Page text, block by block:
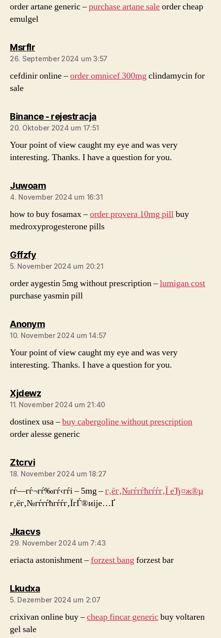
order artane generic –purchase artane saleorder cheap
emulgel
Msrflrsagt:
26. September 2024 um 3:57
cefdinir online –order omnicef 300mg clindamycin for
sale
Binance - rejestracjasagt:
20. Oktober 2024 um 17:51
Your point of view caught my eye and was very
interesting. Thanks. I have a question for you.
Juwoamsagt:
4. November 2024 um 16:31
how to buy fosamax –order provera 10mg pillbuy
medroxyprogesterone pills
Gffzfysagt:
5. November 2024 um 20:21
order aygestin 5mg without prescription –lumigan cost
purchase yasmin pill
Anonymsagt:
10. November 2024 um 14:57
Your point of view caught my eye and was very
interesting. Thanks. I have a question for you.
Xjdewzsagt:
11. November 2024 um 21:40
dostinex usa –buy cabergoline without prescription
order alesse generic
Ztcrvisagt:
18. November 2024 um 18:27
гѓ—гѓ¬гѓ‰гѓ‹гѓі – 5mg –г‚ёг‚№гѓ­гѓћгѓѓг‚Ї еЂ¤ж®µ
г‚ёг‚№гѓ­гѓћгѓѓг‚ЇгЃ®иіје…Ґ
Jkacvssagt:
29. November 2024 um 7:43
eriacta astonishment –forzest bang forzest bar
Lkudxasagt:
5. Dezember 2024 um 2:07
crixivan online buy –cheap fincar genericbuy voltaren
gel sale